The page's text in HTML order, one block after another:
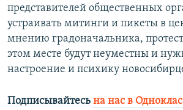
представителей общественных
устраивать митинги и пикеты в
мнению градоначальника,
этом месте будут неуместны и
настроение и психику
Подписывайтесь на нас в